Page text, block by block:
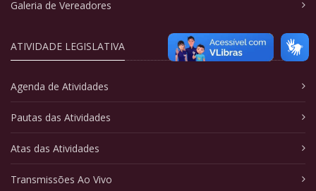
Galeria de Vereadores
ATIVIDADE LEGISLATIVA
Agenda de Atividades
Pautas das Atividades
Atas das Atividades
Transmissões Ao Vivo